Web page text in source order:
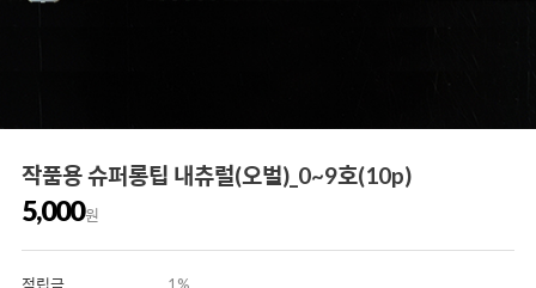
작품용 슈퍼롱팁 내츄럴(오벌)_0~9호(10p)
5,000원